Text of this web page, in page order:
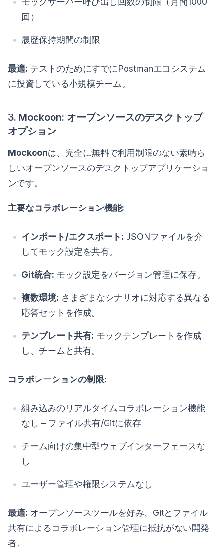
回）
履歴保持期間の制限
最適: テストのためにすでにPostmanエコシステム
に投資している小規模チーム。
3. Mockoon: オープンソースのデスクトップ
オプション
Mockoonは、完全に無料で利用制限のない素晴ら
しいオープンソースのデスクトップアプリケーショ
ンです。
主要なコラボレーション機能:
インポート/エクスポート: JSONファイルを介
してモック設定を共有。
Git統合: モック設定をバージョン管理に保存。
複数環境: さまざまなシナリオに対応する異なる
応答セットを作成。
テンプレート共有: モックテンプレートを作成
し、チームと共有。
コラボレーションの制限:
組み込みのリアルタイムコラボレーション機能
なし – ファイル共有/Gitに依存
チーム向けの集中型ウェブインターフェースな
し
ユーザー管理や権限システムなし
最適: オープンソースツールを好み、Gitとファイル
共有によるコラボレーション管理に抵抗がない開発
者。